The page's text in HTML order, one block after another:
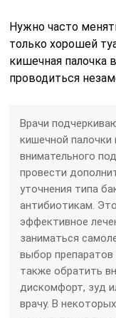
Нужно часто
только хорошей
кишечная палочка
проводиться
Врачи
кишечной
внимательного
провести
уточнения типа
антибиотикам.
эффективное
заниматься
выбор
также обратить
дискомфорт, зуд
врачу. В